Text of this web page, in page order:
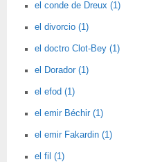
el conde de Dreux (1)
el divorcio (1)
el doctro Clot-Bey (1)
el Dorador (1)
el efod (1)
el emir Béchir (1)
el emir Fakardin (1)
el fil (1)